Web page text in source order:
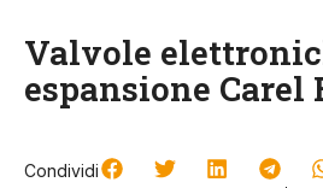
Valvole
espansione Carel
Condividi